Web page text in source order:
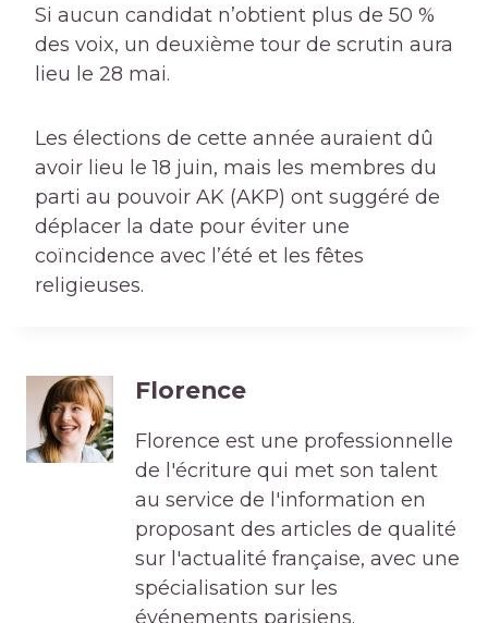
Si aucun candidat n’obtient plus de 50 %
des voix, un deuxième tour de scrutin aura
lieu le 28 mai.
Les élections de cette année auraient dû
avoir lieu le 18 juin, mais les membres du
parti au pouvoir AK (AKP) ont suggéré de
déplacer la date pour éviter une
coïncidence avec l’été et les fêtes
religieuses.
Florence
Florence est une professionnelle
de l'écriture qui met son talent
au service de l'information en
proposant des articles de qualité
sur l'actualité française, avec une
spécialisation sur les
événements parisiens.